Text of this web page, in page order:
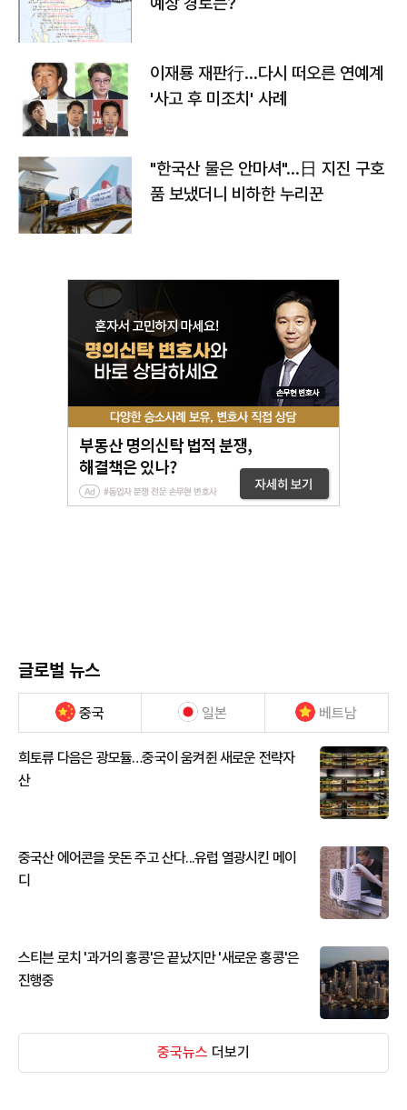
이재룡 재판行…다시 떠오른 연예계
'사고 후 미조치' 사례
"한국산 물은 안마셔"…日 지진 구호
품 보냈더니 비하한 누리꾼
글로벌 뉴스
중국 일본 베트남
희토류 다음은 광모듈…중국이 움켜쥔 새로운 전략자
산
중국산 에어콘을 웃돈 주고 산다...유럽 열광시킨 메이
디
스티븐 로치 '과거의 홍콩'은 끝났지만 '새로운 홍콩'은
진행중
중국뉴스 더보기